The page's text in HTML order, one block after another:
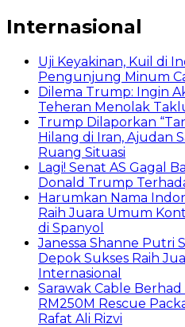
Internasional
Uji Keyakinan, Kuil di
Pengunjung Minum
Dilema Trump: Ingin
Teheran Menolak
Trump Dilaporkan
Hilang di Iran, Ajudan
Ruang Situasi
Lagi! Senat AS Gagal
Donald Trump
Harumkan Nama
Raih Juara Umum
di Spanyol
Janessa Shanne Putri
Depok Sukses Raih
Internasional
Sarawak Cable
RM250M Rescue
Rafat Ali Rizvi